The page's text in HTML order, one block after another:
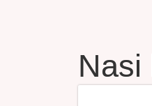
Nasi